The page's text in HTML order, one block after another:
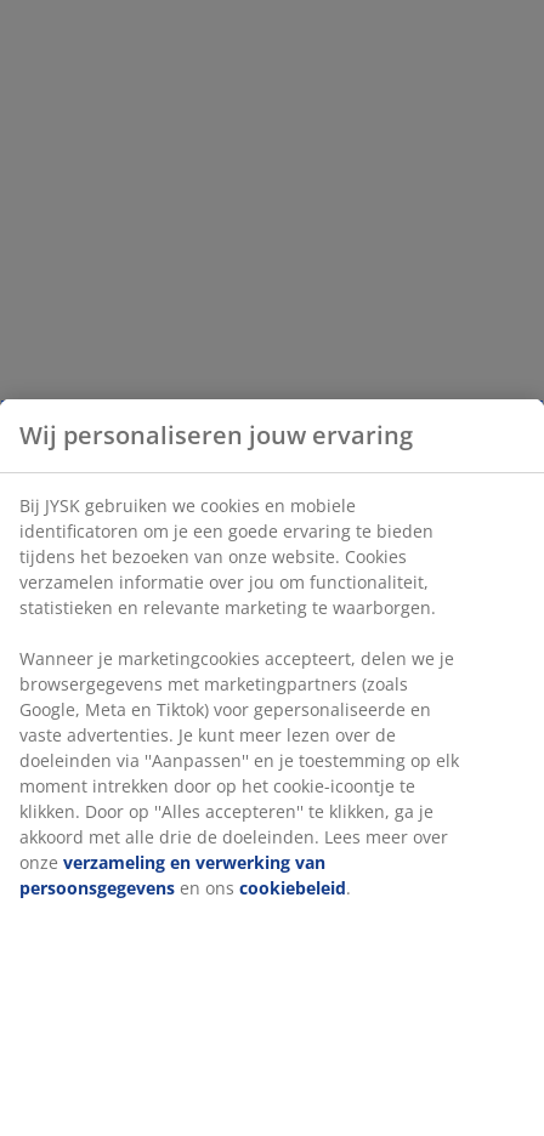
Wij personaliseren jouw ervaring
Bij JYSK gebruiken we cookies en mobiele
identificatoren om je een goede ervaring te bieden
tijdens het bezoeken van onze website. Cookies
verzamelen informatie over jou om functionaliteit,
statistieken en relevante marketing te waarborgen.
Wanneer je marketingcookies accepteert, delen we je
browsergegevens met marketingpartners (zoals
Google, Meta en Tiktok) voor gepersonaliseerde en
vaste advertenties. Je kunt meer lezen over de
doeleinden via ''Aanpassen'' en je toestemming op elk
moment intrekken door op het cookie-icoontje te
klikken. Door op ''Alles accepteren'' te klikken, ga je
akkoord met alle drie de doeleinden. Lees meer over
onze verzameling en verwerking van
persoonsgegevens en ons cookiebeleid.